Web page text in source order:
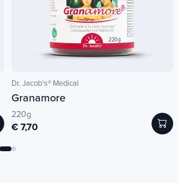
Dr. Jacob's® Medical
Granamore
220g
€ 7,70